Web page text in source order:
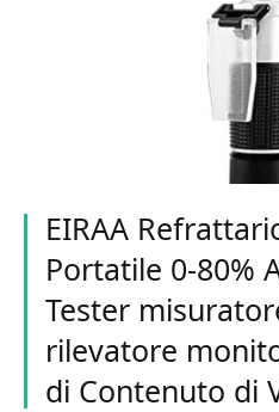
EIRAA
Portatile 0-80%
Tester
rilevatore
di Contenuto di